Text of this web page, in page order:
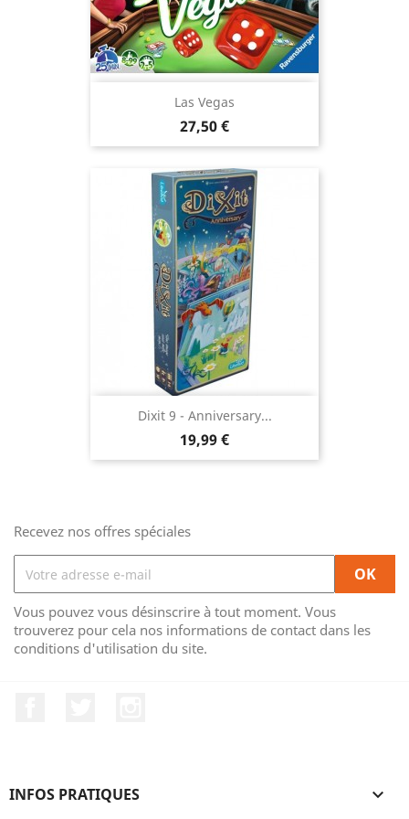
Las Vegas
Prix
27,50 €
Dixit 9 - Anniversary...
Prix
19,99 €
Recevez nos offres spéciales
Vous pouvez vous désinscrire à tout moment. Vous
trouverez pour cela nos informations de contact dans les
conditions d'utilisation du site.
INFOS PRATIQUES 